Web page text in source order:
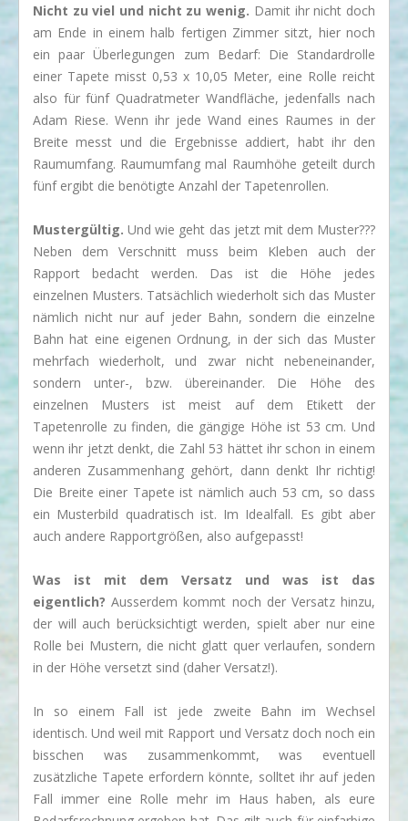
Nicht zu viel und nicht zu wenig. Damit ihr nicht doch
am Ende in einem halb fertigen Zimmer sitzt, hier noch
ein paar Überlegungen zum Bedarf: Die Standardrolle
einer Tapete misst 0,53 x 10,05 Meter, eine Rolle reicht
also für fünf Quadratmeter Wandfläche, jedenfalls nach
Adam Riese. Wenn ihr jede Wand eines Raumes in der
Breite messt und die Ergebnisse addiert, habt ihr den
Raumumfang. Raumumfang mal Raumhöhe geteilt durch
fünf ergibt die benötigte Anzahl der Tapetenrollen.
Mustergültig. Und wie geht das jetzt mit dem Muster???
Neben dem Verschnitt muss beim Kleben auch der
Rapport bedacht werden. Das ist die Höhe jedes
einzelnen Musters. Tatsächlich wiederholt sich das Muster
nämlich nicht nur auf jeder Bahn, sondern die einzelne
Bahn hat eine eigenen Ordnung, in der sich das Muster
mehrfach wiederholt, und zwar nicht nebeneinander,
sondern unter-, bzw. übereinander. Die Höhe des
einzelnen Musters ist meist auf dem Etikett der
Tapetenrolle zu finden, die gängige Höhe ist 53 cm. Und
wenn ihr jetzt denkt, die Zahl 53 hättet ihr schon in einem
anderen Zusammenhang gehört, dann denkt Ihr richtig!
Die Breite einer Tapete ist nämlich auch 53 cm, so dass
ein Musterbild quadratisch ist. Im Idealfall. Es gibt aber
auch andere Rapportgrößen, also aufgepasst!
Was ist mit dem Versatz und was ist das
eigentlich? Ausserdem kommt noch der Versatz hinzu,
der will auch berücksichtigt werden, spielt aber nur eine
Rolle bei Mustern, die nicht glatt quer verlaufen, sondern
in der Höhe versetzt sind (daher Versatz!).
In so einem Fall ist jede zweite Bahn im Wechsel
identisch. Und weil mit Rapport und Versatz doch noch ein
bisschen was zusammenkommt, was eventuell
zusätzliche Tapete erfordern könnte, solltet ihr auf jeden
Fall immer eine Rolle mehr im Haus haben, als eure